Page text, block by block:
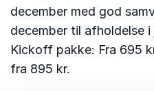
december med god
december til afholdelse
Kickoff pakke: Fra 695
fra 895 kr.